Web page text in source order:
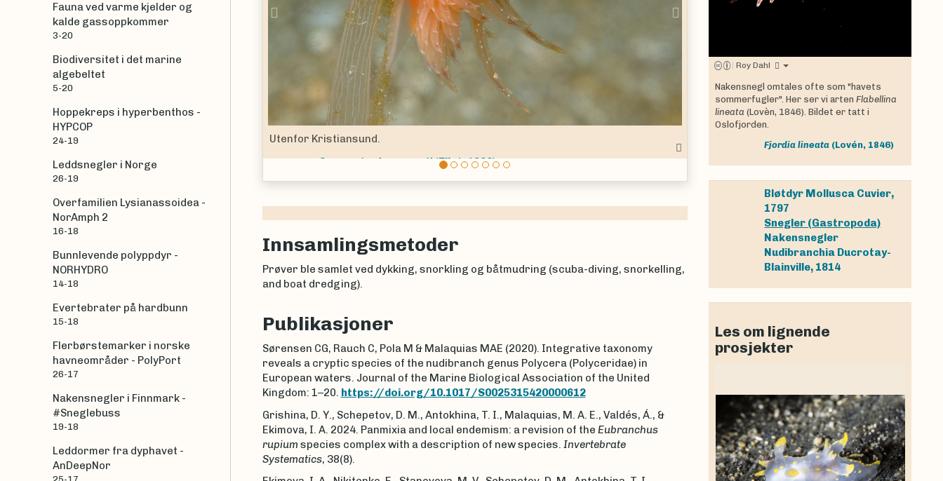
Utenfor Egersund.
FacelinaAlder & Hancock, 1855
Previous
Innsamlingsmetoder
Prøver ble samlet ved dykking, snorkling og båtmudring (scuba-diving, snorkelling,
and boat dredging).
Publikasjoner
Sørensen CG, Rauch C, Pola M & Malaquias MAE (2020). Integrative taxonomy
reveals a cryptic species of the nudibranch genus Polycera (Polyceridae) in
European waters. Journal of the Marine Biological Association of the United
Kingdom: 1–20. https://doi.org/10.1017/S0025315420000612
Grishina, D. Y., Schepetov, D. M., Antokhina, T. I., Malaquias, M. A. E., Valdés, Á., &
Ekimova, I. A. 2024. Panmixia and local endemism: a revision of the Eubranchus
rupium species complex with a description of new species. Invertebrate
Systematics, 38(8).
| Roy Dahl
Nakensnegl omtales ofte som "havets
sommerfugler". Her ser vi artenFlabellina
lineata (Lovèn, 1846). Bildet er tatt i
Oslofjorden.
Fjordia lineata (Lovén, 1846)
Bløtdyr Mollusca Cuvier,
1797
Snegler (Gastropoda)
Nakensnegler
Nudibranchia Ducrotay-
Blainville, 1814
Les om lignende
prosjekter
Fauna ved varme kjelder og
kalde gassoppkommer
3-20
Biodiversitet i det marine
algebeltet
5-20
Hoppekreps i hyperbenthos -
HYPCOP
24-19
Leddsnegler i Norge
26-19
Overfamilien Lysianassoidea -
NorAmph 2
16-18
Bunnlevende polyppdyr -
NORHYDRO
14-18
Evertebrater på hardbunn
15-18
Flerbørstemarker i norske
havneområder - PolyPort
26-17
Nakensnegler i Finnmark -
#Sneglebuss
19-18
Leddormer fra dyphavet -
AnDeepNor